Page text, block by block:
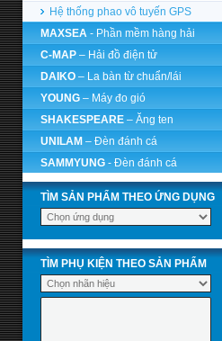
Hệ thống phao vô tuyến GPS
MAXSEA - Phần mềm hàng hải
C-MAP – Hải đồ điện tử
DAIKO – La bàn từ chuẩn/lái
YOUNG – Máy đo gió
SHAKESPEARE – Ăng ten
UNILAM – Đèn đánh cá
SAMMYUNG - Đèn đánh cá
TÌM SẢN PHẨM THEO ỨNG DỤNG
TÌM PHỤ KIỆN THEO SẢN PHẨM